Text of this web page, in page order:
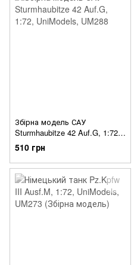
Збірна модель САУ
Sturmhaubitze 42 Auf.G, 1:72,
UniModels, UM288
510 грн